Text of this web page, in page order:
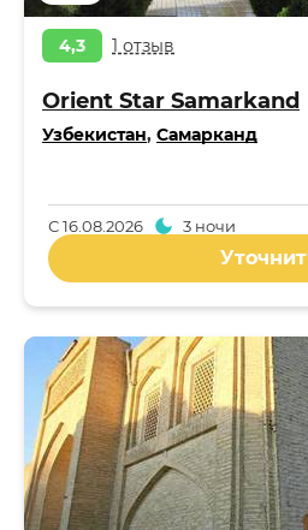
4,3 1 отзыв
Orient Star Samarkand
Узбекистан, Самарканд
С16.08.2026 3 ночи